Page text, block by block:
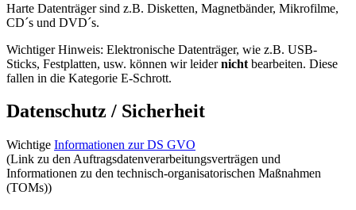
Harte Datenträger sind z.B. Disketten, Magnetbänder, Mikrofilme,
CD´s und DVD´s.
Wichtiger Hinweis: Elektronische Datenträger, wie z.B. USB-
Sticks, Festplatten, usw. können wir leidernicht bearbeiten. Diese
fallen in die Kategorie E-Schrott.
Datenschutz / Sicherheit
Wichtige Informationen zur DS GVO
(Link zu den Auftragsdatenverarbeitungsverträgen und
Informationen zu den technisch-organisatorischen Maßnahmen
(TOMs))